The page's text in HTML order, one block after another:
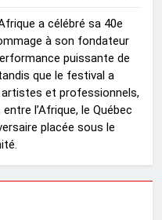
a célébré sa 40e
à son fondateur
puissante de
que le festival a
et professionnels,
l’Afrique, le Québec
placée sous le